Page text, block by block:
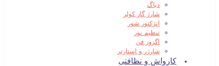
دیاگ
شارژ گاز کولر
انژکتور شور
تنظیم نور
اگزوز فن
شارژر و استارتر
کارواش و نظافتی